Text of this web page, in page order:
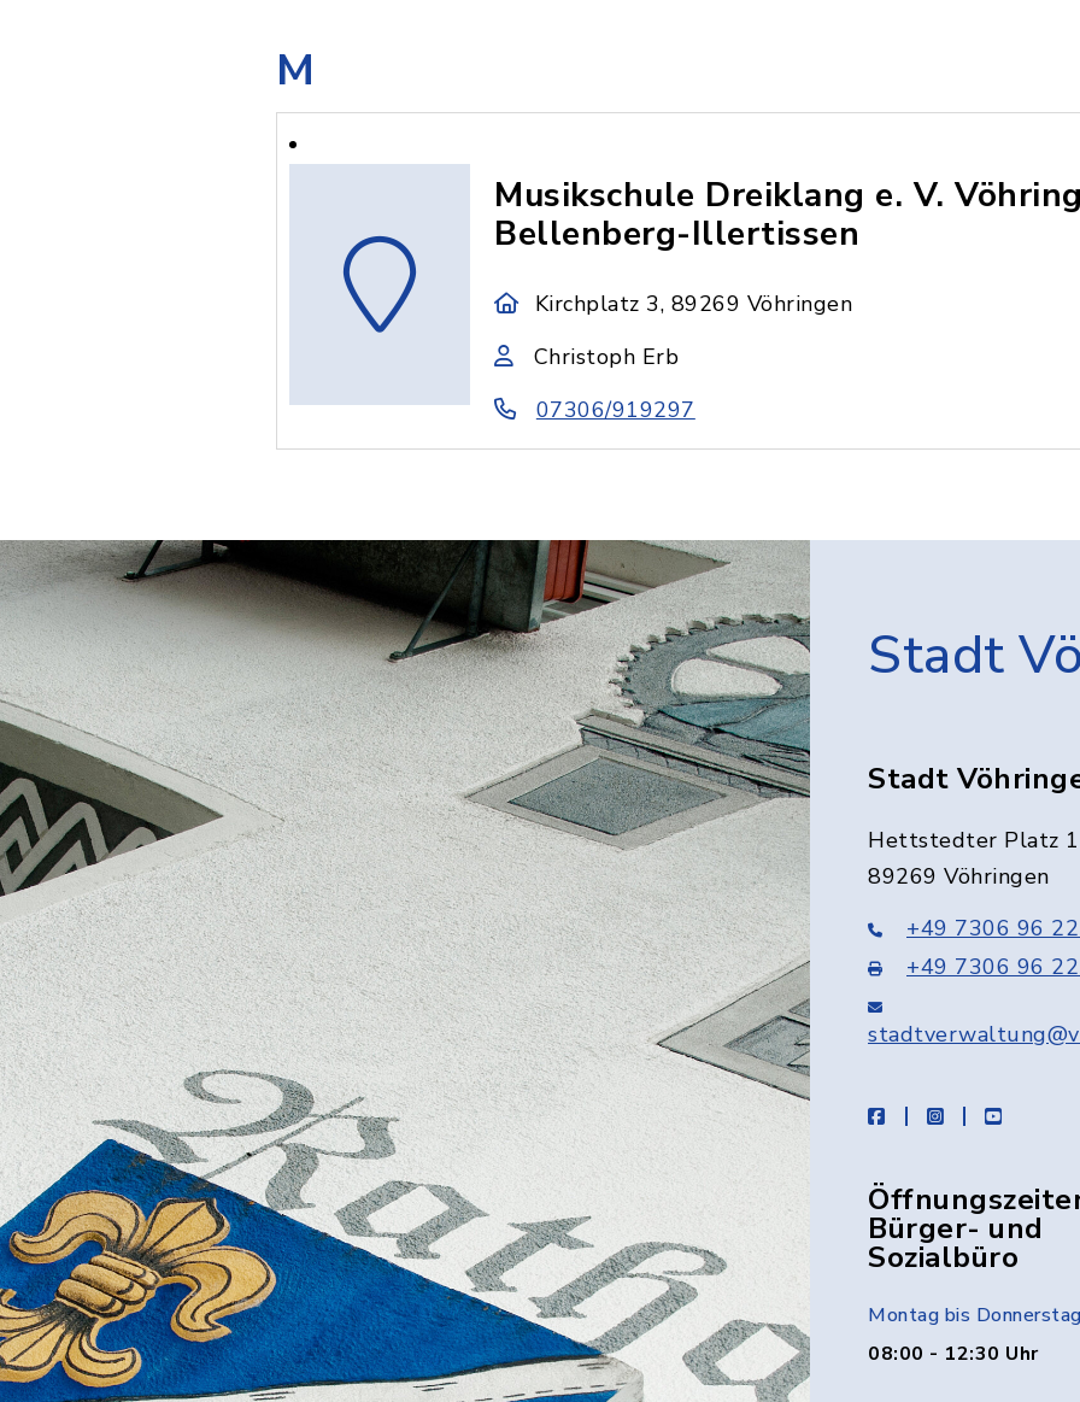
M
Musikschule Dreiklang e. V.
Bellenberg-Illertissen
Kirchplatz 3, 89269 Vöhringen
Christoph Erb
07306/919297
Stadt
Stadt
Hettstedter Platz 1
89269 Vöhringen
+49 7306 96
+49 7306 96
facebookinstagramyoutube
Bürger- und
Sozialbüro
Montag bis
08:00 - 12:30 Uhr